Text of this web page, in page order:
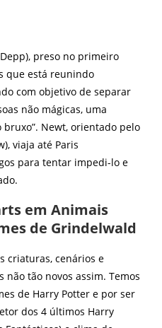
preso no primeiro
que está reunindo
com objetivo de separar
não mágicas, uma
Newt, orientado pelo
viaja até Paris
para tentar impedi-lo e
em Animais
de Grindelwald
criaturas, cenários e
não tão novos assim. Temos
de Harry Potter e por ser
dos 4 últimos Harry